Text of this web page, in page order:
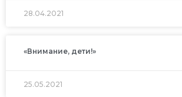
28.04.2021
«Внимание, дети!»
25.05.2021